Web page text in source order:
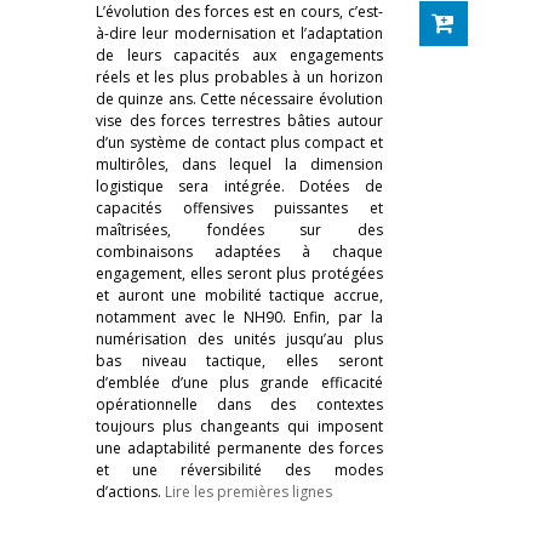
L’évolution des forces est en cours, c’est-
à-dire leur modernisation et l’adaptation
de leurs capacités aux engagements
réels et les plus probables à un horizon
de quinze ans. Cette nécessaire évolution
vise des forces terrestres bâties autour
d’un système de contact plus compact et
multirôles, dans lequel la dimension
logistique sera intégrée. Dotées de
capacités offensives puissantes et
maîtrisées, fondées sur des
combinaisons adaptées à chaque
engagement, elles seront plus protégées
et auront une mobilité tactique accrue,
notamment avec le NH90. Enfin, par la
numérisation des unités jusqu’au plus
bas niveau tactique, elles seront
d’emblée d’une plus grande efficacité
opérationnelle dans des contextes
toujours plus changeants qui imposent
une adaptabilité permanente des forces
et une réversibilité des modes
d’actions. Lire les premières lignes